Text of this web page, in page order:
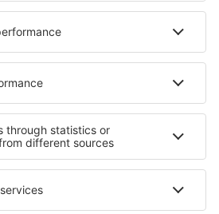
National Park Unterkunft in Nevada
Riviera